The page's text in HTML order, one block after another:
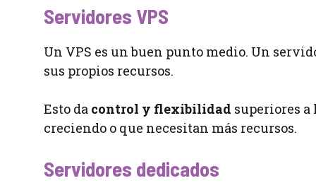
Servidores VPS
Un VPS es un buen punto medio. Un
sus propios recursos.
Esto da control y flexibilidad superiores a
creciendo o que necesitan más recursos.
Servidores dedicados